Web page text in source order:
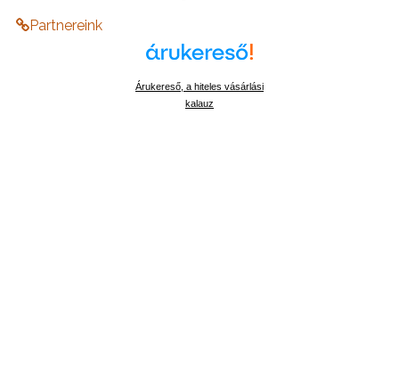
Partnereink
Árukereső, a hiteles vásárlási
kalauz